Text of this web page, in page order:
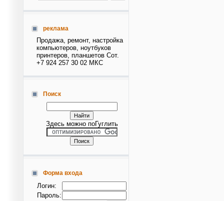
реклама
Продажа, ремонт, настройка
компьютеров, ноутбуков
принтеров, планшетов Сот.
+7 924 257 30 02 МКС
Поиск
Здесь можно поГуглить
Форма входа
Логин:
Пароль: